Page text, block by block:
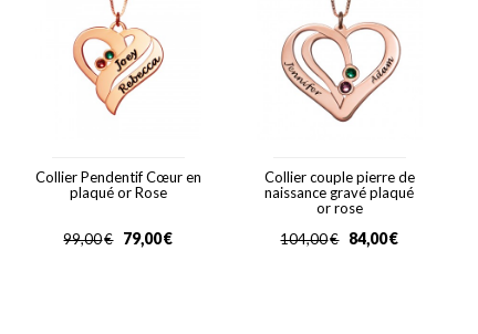
Collier Pendentif Cœur en
plaqué or Rose
€
99,00 €
79,00
Collier couple pierre de
naissance gravé plaqué
or rose
€
104,00 €
84,00